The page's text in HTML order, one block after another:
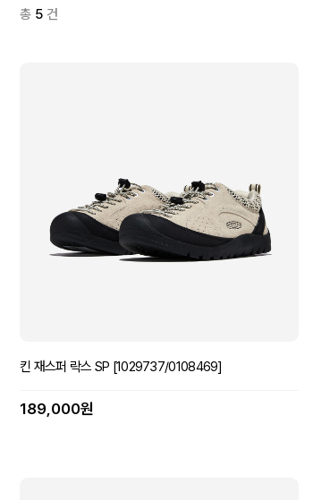
총 5 건
킨 재스퍼 락스 SP [1029737/0108469]
189,000원